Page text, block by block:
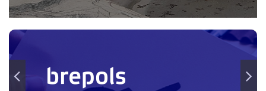
Papeterie Zumstein AG
Freie Strasse 43 4001 Basel, CH-BS 061 411 77 70
Papeterie Zumstein AG